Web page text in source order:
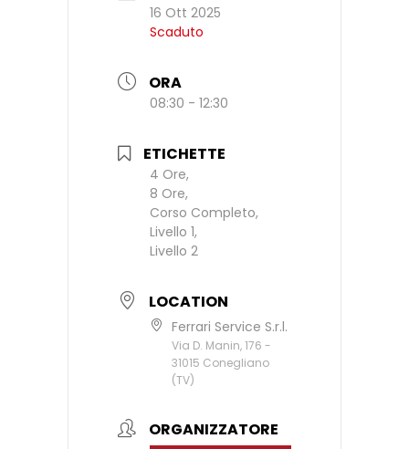
16 Ott 2025
Scaduto
ORA
08:30 - 12:30
ETICHETTE
4 Ore,
8 Ore,
Corso Completo,
Livello 1,
Livello 2
LOCATION
Ferrari Service S.r.l.
Via D. Manin, 176 -
31015 Conegliano
(TV)
ORGANIZZATORE